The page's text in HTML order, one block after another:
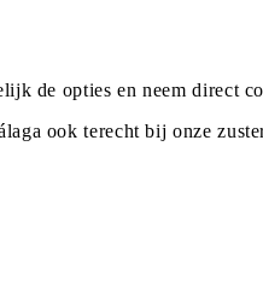
de opties en neem direct
ook terecht bij onze